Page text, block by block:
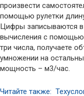
произвести
помощью рулетки
Цифры записываются в
вычисления с помощью
три числа, получаете
умножении на
мощность – м3/час.
Читайте также: